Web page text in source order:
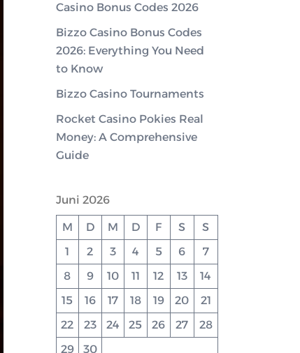
Casino Bonus Codes 2026
Bizzo Casino Bonus Codes
2026: Everything You Need
to Know
Bizzo Casino Tournaments
Rocket Casino Pokies Real
Money: A Comprehensive
Guide
Juni 2026
M D M D F S
S
1
2 3 4 5 6
7
8
9 10 11 12 13
14
15
16 17 18 19 20
21
22
23 24 25 26 27
28
29
30